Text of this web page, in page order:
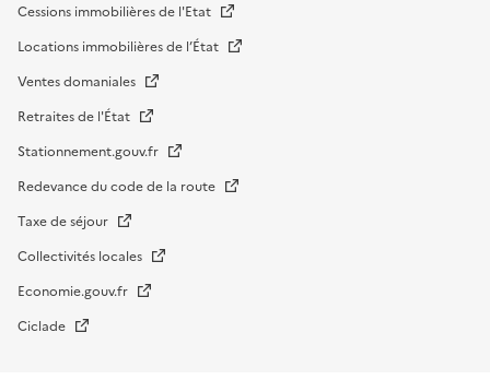
Cessions immobilières de l'Etat
Locations immobilières de l’État
Ventes domaniales
Retraites de l'État
Stationnement.gouv.fr
Redevance du code de la route
Taxe de séjour
Collectivités locales
Economie.gouv.fr
Ciclade